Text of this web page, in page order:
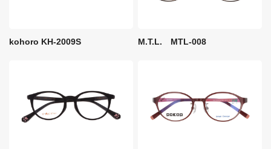
kohoro KH-2009S M.T.L. MTL-008